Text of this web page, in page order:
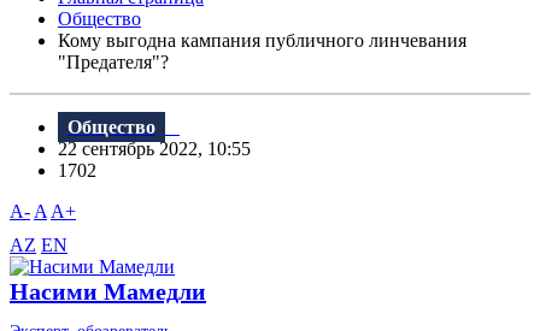
Общество
Кому выгодна кампания публичного линчевания
"Предателя"?
Общество
22 сентябрь 2022, 10:55
1702
A- A A+
AZ EN
Насими Мамедли